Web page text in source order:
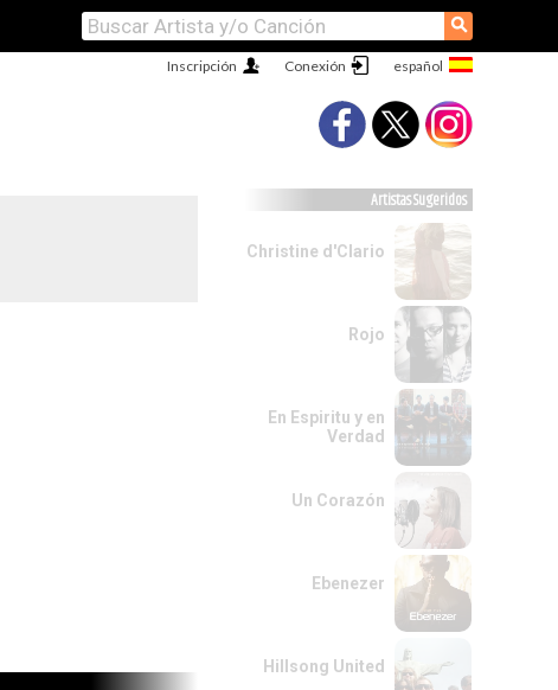
⚲
Conexión
Inscripción
Artistas Sugeridos
Christine d'Clario
Rojo
En Espiritu y en
Verdad
Un Corazón
Ebenezer
Hillsong United